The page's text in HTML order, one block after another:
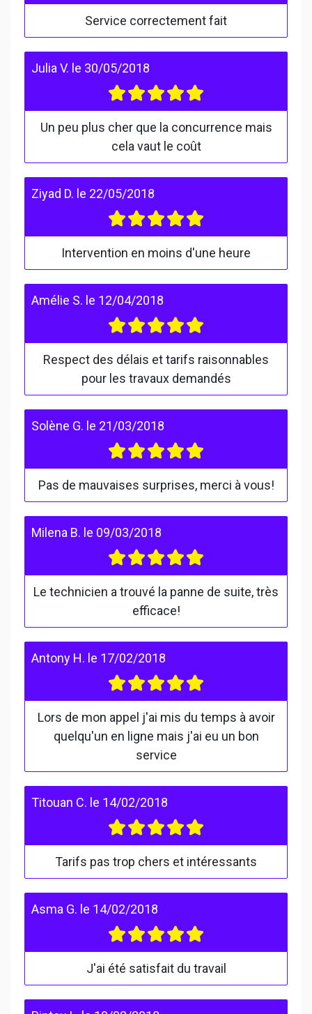
Service correctement fait
Julia V. le 30/05/2018
Un peu plus cher que la concurrence mais
cela vaut le coût
Ziyad D. le 22/05/2018
Intervention en moins d'une heure
Amélie S. le 12/04/2018
Respect des délais et tarifs raisonnables
pour les travaux demandés
Solène G. le 21/03/2018
Pas de mauvaises surprises, merci à vous!
Milena B. le 09/03/2018
Le technicien a trouvé la panne de suite, très
efficace!
Antony H. le 17/02/2018
Lors de mon appel j'ai mis du temps à avoir
quelqu'un en ligne mais j'ai eu un bon
service
Titouan C. le 14/02/2018
Tarifs pas trop chers et intéressants
Asma G. le 14/02/2018
J'ai été satisfait du travail